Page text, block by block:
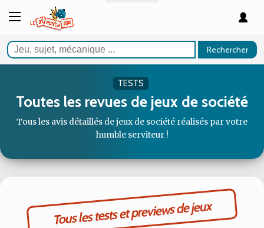
Rechercher
TESTS
Toutes les revues de jeux de société
Tous les avis détaillés de jeux de société réalisés par votre
humble serviteur !
Tous les tests et previews de jeux